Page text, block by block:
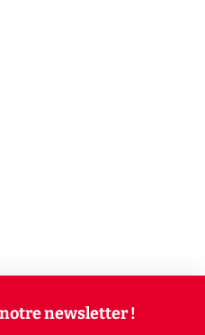
newsletter !